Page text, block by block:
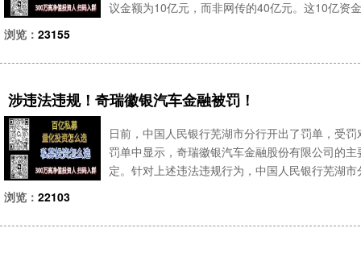
议金额为10亿元，而非网传的40亿元。这10亿资
浏览： 23155
涉违法违规！奇瑞徽银汽车金融被罚！
日前，中国人民银行芜湖市分行开出了罚单，受
罚单中显示，奇瑞徽银汽车金融股份有限公司的
定。针对上述违法违规行为，中国人民银行芜湖
浏览： 22103